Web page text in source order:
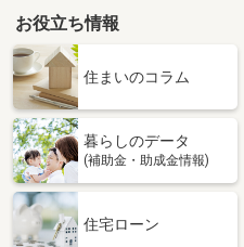
お役立ち情報
住まいのコラム
暮らしのデータ
(補助金・助成金情報)
住宅ローン